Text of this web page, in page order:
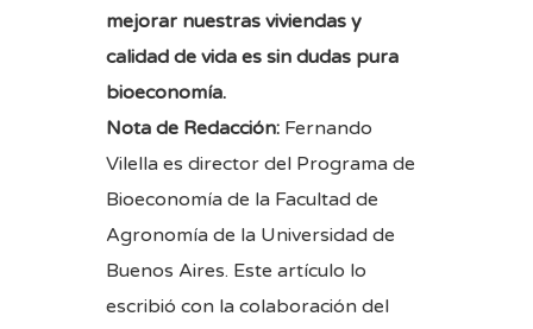
mejorar nuestras viviendas y
calidad de vida es sin dudas pura
bioeconomía.
Nota de Redacción: Fernando
Vilella​ es director ​del Programa​ de
Bioeconomía de la Facultad de
Agronomía de la Universidad de
Buenos Aires. Este artículo lo
escribió con la colaboración del